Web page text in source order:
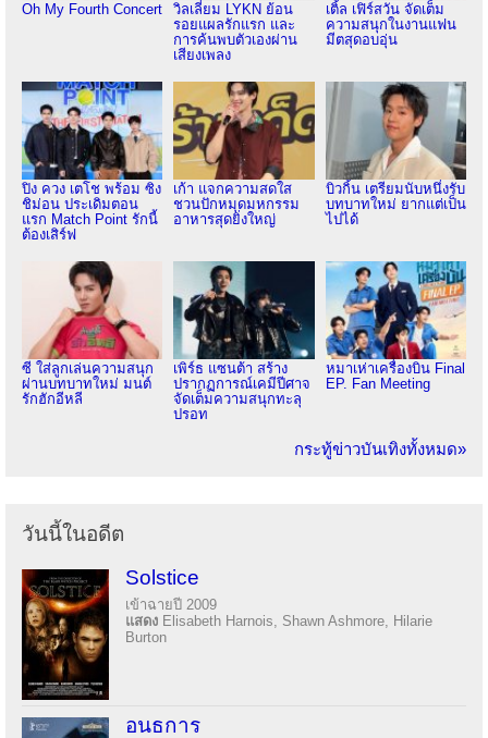
Oh My Fourth Concert
วิลเลี่ยม LYKN ย้อน
รอยแผลรักแรก และ
การค้นพบตัวเองผ่าน
เสียงเพลง
เติ้ล เฟิร์สวัน จัดเต็ม
ความสนุกในงานแฟน
มีตสุดอบอุ่น
ปิง ควง เตโช พร้อม ซิง
ชิม่อน ประเดิมตอน
แรก Match Point รักนี้
ต้องเสิร์ฟ
เก้า แจกความสดใส
ชวนปักหมุดมหกรรม
อาหารสุดยิ่งใหญ่
บิวกิ้น เตรียมนับหนึ่งรับ
บทบาทใหม่ ยากแต่เป็น
ไปได้
ซี ใส่ลูกเล่นความสนุก
ผ่านบทบาทใหม่ มนต์
รักฮักอีหลี
เพิร์ธ แซนต้า สร้าง
ปรากฏการณ์เคมีปีศาจ
จัดเต็มความสนุกทะลุ
ปรอท
หมาเห่าเครื่องบิน Final
EP. Fan Meeting
กระทู้ข่าวบันเทิงทั้งหมด»
วันนี้ในอดีต
Solstice
เข้าฉายปี 2009
แสดง Elisabeth Harnois, Shawn Ashmore, Hilarie
Burton
อนธการ